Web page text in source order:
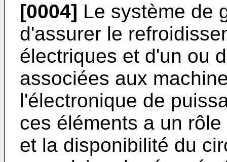
[0004] Le système de
d'assurer le
électriques et d'un ou
associées aux
l'électronique de
ces éléments a un
et la disponibilité du